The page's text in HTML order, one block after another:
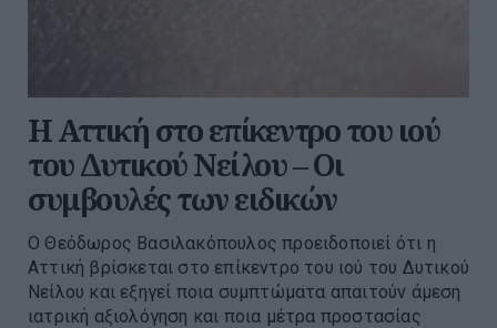
Η Αττική στο επίκεντρο του ιού
του Δυτικού Νείλου – Οι
συμβουλές των ειδικών
Ο Θεόδωρος Βασιλακόπουλος προειδοποιεί ότι η
Αττική βρίσκεται στο επίκεντρο του ιού του Δυτικού
Νείλου και εξηγεί ποια συμπτώματα απαιτούν άμεση
ιατρική αξιολόγηση και ποια μέτρα προστασίας